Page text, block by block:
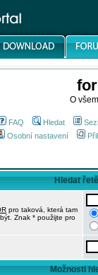
O
FAQ Hledat
Osobní nastavení
Hledat
pro taková, která tam
Znak * použijte pro
Možnosti